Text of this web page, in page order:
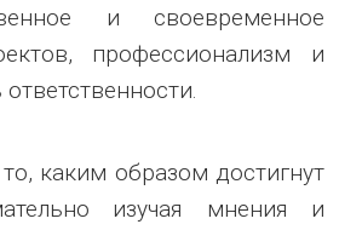
и своевременное
профессионализм и
каким образом достигнут
изучая мнения и